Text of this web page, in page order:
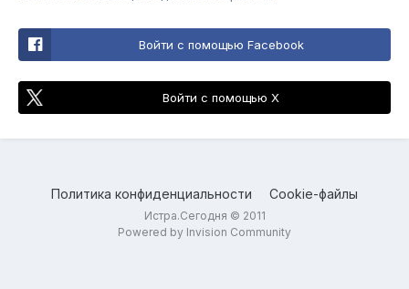
Войти с помощью Facebook
Войти с помощью X
Политика конфиденциальности Cookie-файлы
Истра.Сегодня © 2011
Powered by Invision Community